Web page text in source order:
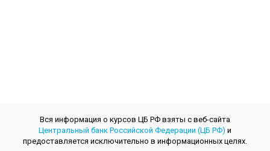
Вся информация о курсов ЦБ РФ взяты с веб-сайта
Центральный банк Российской Федерации (ЦБ РФ) и
предоставляется исключительно в информационных целях.